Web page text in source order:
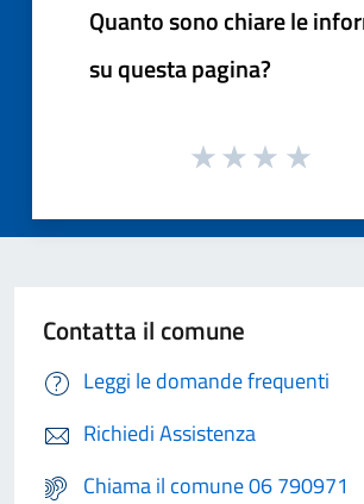
Quanto sono chiare le
su questa pagina?
Contatta il comune
Leggi le domande frequenti
Richiedi Assistenza
Chiama il comune 06 790971